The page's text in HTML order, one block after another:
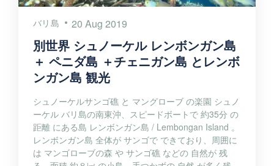
バリ島 20 Aug 2019
別世界 シュノーケル レンボンガン島
＋ ペニダ島 ＋チェニガン島 とレンボ
ンガン島 観光
シュノーケルサンゴ礁 と マングローブ の楽園 シュノ
ーケル バリ島の南東沖、スピードボートで 約35分 の
距離 にある島 レンボンガン島 / Lembongan Island 。
レンボンガン島 全体が サンゴで できており、周囲に
は マンゴローブの森 や サンゴ礁 などの 自然が 残